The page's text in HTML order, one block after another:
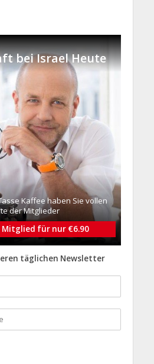
bei Israel Heute
Kaffee haben Sie vollen
der Mitglieder
Mitglied für nur €6.90
täglichen Newsletter